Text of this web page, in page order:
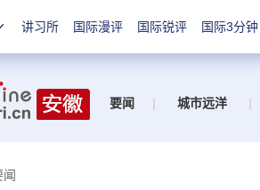
讲习所 国际漫评 国际锐评 国际3分钟
要闻 | 城市远洋 |
闻